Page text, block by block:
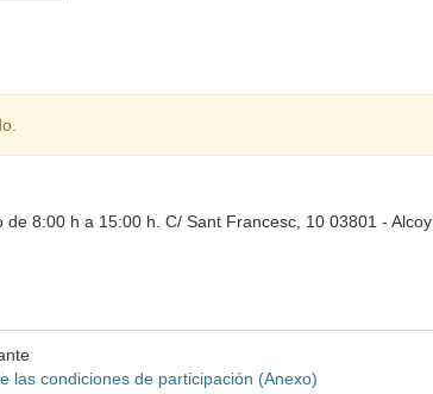
8:00 h a 15:00 h. C/ Sant Francesc, 10 03801 - Alcoy
las condiciones de participación (Anexo)